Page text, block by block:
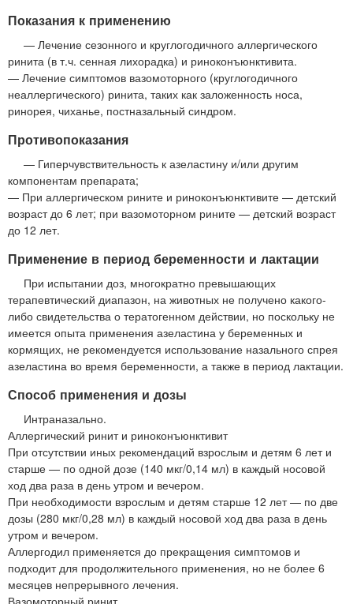
Показания к применению
— Лечение сезонного и круглогодичного аллергического
ринита (в т.ч. сенная лихорадка) и риноконъюнктивита.
— Лечение симптомов вазомоторного (круглогодичного
неаллергического) ринита, таких как заложенность носа,
ринорея, чиханье, постназальный синдром.
Противопоказания
— Гиперчувствительность к азеластину и/или другим
компонентам препарата;
— При аллергическом рините и риноконъюнктивите — детский
возраст до 6 лет; при вазомоторном рините — детский возраст
до 12 лет.
Применение в период беременности и лактации
При испытании доз, многократно превышающих
терапевтический диапазон, на животных не получено какого-
либо свидетельства о тератогенном действии, но поскольку не
имеется опыта применения азеластина у беременных и
кормящих, не рекомендуется использование назального спрея
азеластина во время беременности, а также в период лактации.
Способ применения и дозы
Интраназально.
Аллергический ринит и риноконъюнктивит
При отсутствии иных рекомендаций взрослым и детям 6 лет и
старше — по одной дозе (140 мкг/0,14 мл) в каждый носовой
ход два раза в день утром и вечером.
При необходимости взрослым и детям старше 12 лет — по две
дозы (280 мкг/0,28 мл) в каждый носовой ход два раза в день
утром и вечером.
Аллергодил применяется до прекращения симптомов и
подходит для продолжительного применения, но не более 6
месяцев непрерывного лечения.